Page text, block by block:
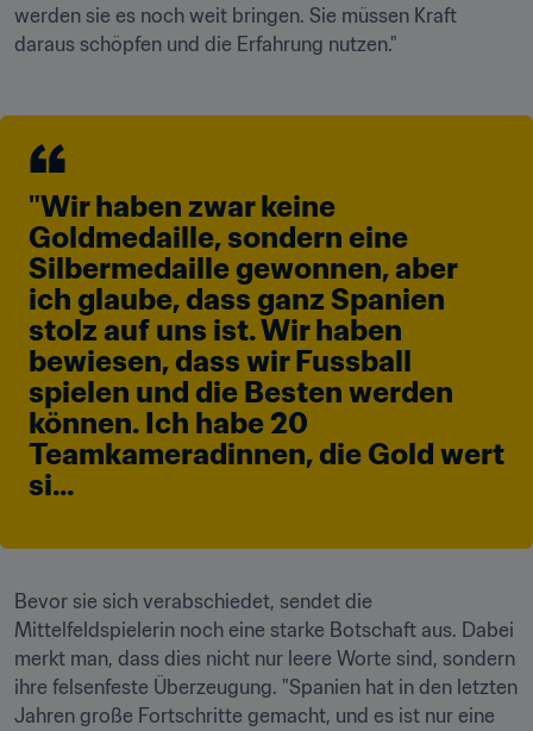
werden sie es noch weit bringen. Sie müssen Kraft
daraus schöpfen und die Erfahrung nutzen."
"Wir haben zwar keine
Goldmedaille, sondern eine
Silbermedaille gewonnen, aber
ich glaube, dass ganz Spanien
stolz auf uns ist. Wir haben
bewiesen, dass wir Fussball
spielen und die Besten werden
können. Ich habe 20
Teamkameradinnen, die Gold wert
si...
Bevor sie sich verabschiedet, sendet die
Mittelfeldspielerin noch eine starke Botschaft aus. Dabei
merkt man, dass dies nicht nur leere Worte sind, sondern
ihre felsenfeste Überzeugung. "Spanien hat in den letzten
Jahren große Fortschritte gemacht, und es ist nur eine